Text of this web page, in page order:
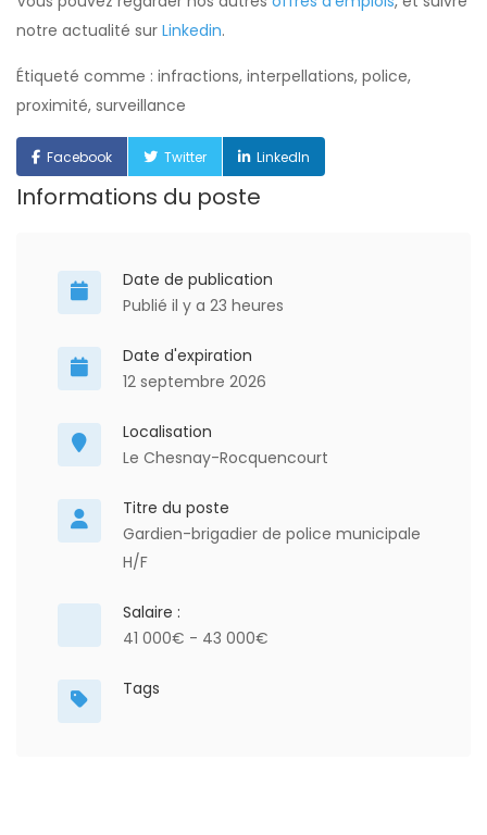
notre actualité sur Linkedin.
Étiqueté comme : infractions, interpellations, police,
proximité, surveillance
Facebook Twitter LinkedIn
Informations du poste
Date de publication
Publié il y a 23 heures
Date d'expiration
12 septembre 2026
Localisation
Le Chesnay-Rocquencourt
Titre du poste
Gardien-brigadier de police municipale
H/F
Salaire :
41 000€ - 43 000€
Tags